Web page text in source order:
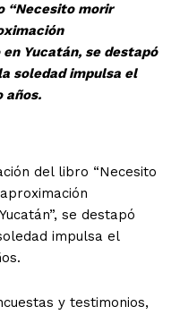
“Necesito morir
Yucatán, se destapó
soledad impulsa el
años.
del libro “Necesito
se destapó
impulsa el
y testimonios,